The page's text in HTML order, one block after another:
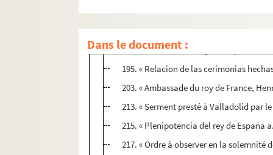
Dans le document :
169. « Acte du serment presté par le
173. « Relation de Bourgongne, roy
187. « Ordre observé à jurer la paix
195. « Relacion de las cerimonias
203. « Ambassade du roy de France,
213. « Serment presté à Valladolid par
215. « Plenipotencia del rey de España
217. « Ordre à observer en la